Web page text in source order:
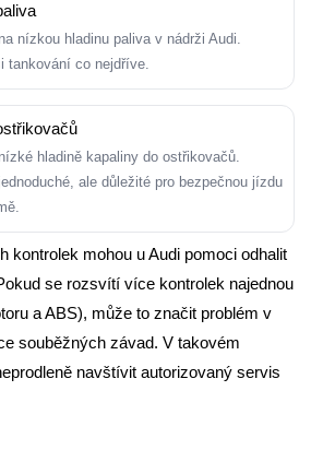
nízkou hladinu paliva v nádrži Audi.
tankování co nejdříve.
hladině kapaliny do ostřikovačů.
ale důležité pro bezpečnou jízdu
kontrolek mohou u Audi pomoci odhalit
se rozsvítí více kontrolek najednou
a ABS), může to značit problém v
souběžných závad. V takovém
navštívit autorizovaný servis